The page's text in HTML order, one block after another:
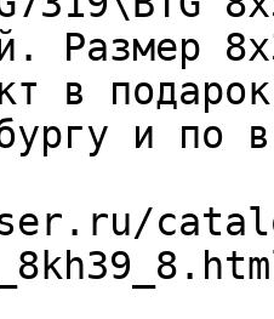
Размер
в
и по